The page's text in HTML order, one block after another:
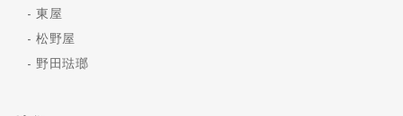
東屋
松野屋
野田琺瑯